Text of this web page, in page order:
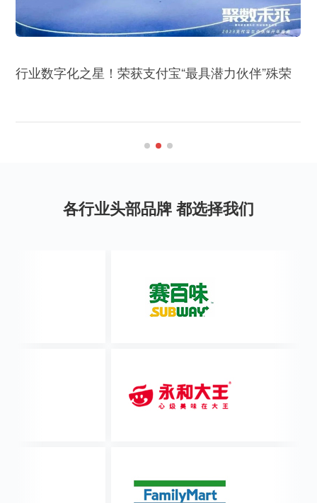
行业数字化之星！荣获支付宝“最具潜力伙伴”殊荣
各行业头部品牌 都选择我们